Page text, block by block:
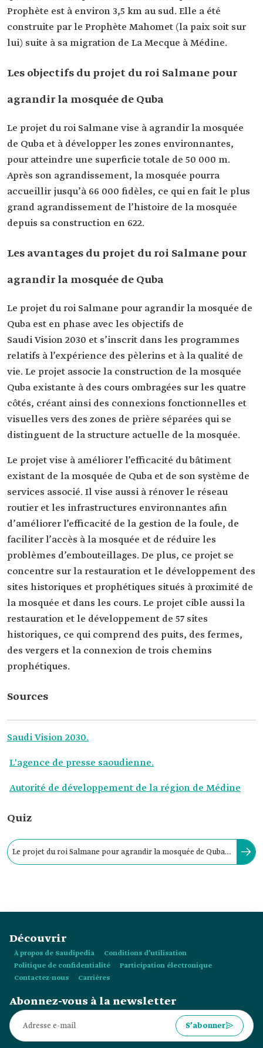
Prophète est à environ 3,5 km au sud. Elle a été
construite par le Prophète Mahomet (la paix soit sur
lui) suite à sa migration de La Mecque à Médine.
Les objectifs du projet du roi Salmane pour
agrandir la mosquée de Quba
Le projet du roi Salmane vise à agrandir la mosquée
de Quba et à développer les zones environnantes,
pour atteindre une superficie totale de 50 000 m.
Après son agrandissement, la mosquée pourra
accueillir jusqu’à 66 000 fidèles, ce qui en fait le plus
grand agrandissement de l’histoire de la mosquée
depuis sa construction en 622.
Les avantages du projet du roi Salmane pour
agrandir la mosquée de Quba
Le projet du roi Salmane pour agrandir la mosquée de
Quba est en phase avec les objectifs de
Saudi Vision 2030 et s’inscrit dans les programmes
relatifs à l’expérience des pèlerins et à la qualité de
vie. Le projet associe la construction de la mosquée
Quba existante à des cours ombragées sur les quatre
côtés, créant ainsi des connexions fonctionnelles et
visuelles vers des zones de prière séparées qui se
distinguent de la structure actuelle de la mosquée.
Le projet vise à améliorer l’efficacité du bâtiment
existant de la mosquée de Quba et de son système de
services associé. Il vise aussi à rénover le réseau
routier et les infrastructures environnantes afin
d’améliorer l’efficacité de la gestion de la foule, de
faciliter l’accès à la mosquée et de réduire les
problèmes d’embouteillages. De plus, ce projet se
concentre sur la restauration et le développement des
sites historiques et prophétiques situés à proximité de
la mosquée et dans les cours. Le projet cible aussi la
restauration et le développement de 57 sites
historiques, ce qui comprend des puits, des fermes,
des vergers et la connexion de trois chemins
prophétiques.
Sources
Saudi Vision 2030.
L'agence de presse saoudienne.
Autorité de développement de la région de Médine
Quiz
Le projet du roi Salmane pour agrandir la mosquée de Quba
Découvrir
À propos de Saudipedia
Conditions d’utilisation
Politique de confidentialité
Participation électronique
Contactez-nous
Carrières
Abonnez-vous à la newsletter
S’abonner